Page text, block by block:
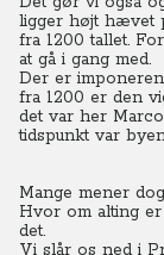
ligger højt hævet
fra 1200 tallet.
at gå i gang med.
Der er
fra 1200 er den
det var her
tidspunkt var
Mange mener
Hvor om alting
det.
Vi slår os ned i